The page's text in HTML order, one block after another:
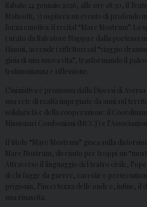
Sabato 24 gennaio 2026, alle ore 18:30, il
Matteotti, 3) ospiterà un evento di profondo
forza emotiva: il recital “Mare Mostrum”. Lo
curato da Salvatore Nappa e dalla poetessa
Hiaoui, accende i riflettori sul “viaggio
gioia di una nuova vita”, trasformando il
testimonianza e riflessione.
L’iniziativa è promossa dalla Diocesi di
una rete di realtà impegnate da anni sul
solidarietà e della cooperazione: il
Missionari Comboniani (MCCJ) e
Il titolo “Mare Mostrum” gioca sulla
Mare Nostrum, divenuto per troppi un
Attraverso il linguaggio del teatro civile,
di chi fugge da guerre, carestie e
prigionia, l’incertezza delle onde e, infine, il
una rinascita.